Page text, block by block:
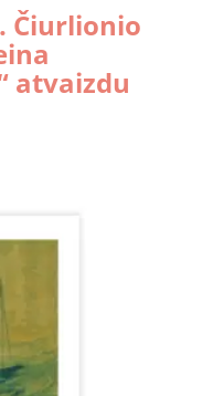
Čiurlionio
atvaizdu